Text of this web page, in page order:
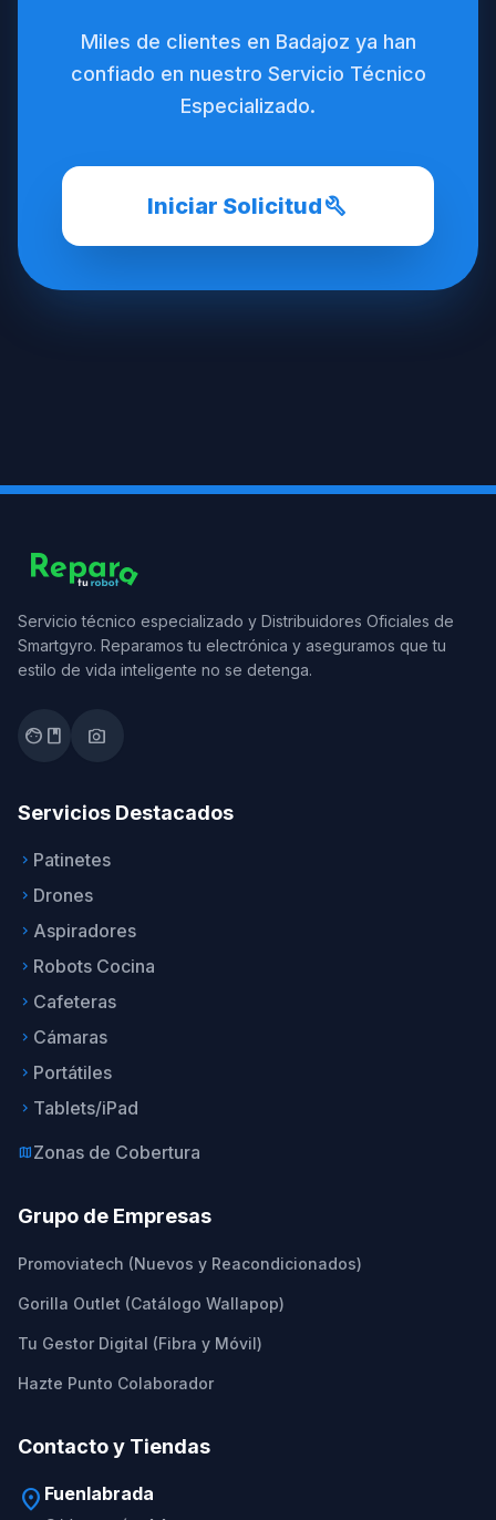
Miles de clientes en Badajoz ya han
confiado en nuestro Servicio Técnico
Especializado.
Iniciar Solicitudbuild
Servicio técnico especializado y Distribuidores Oficiales de
Smartgyro. Reparamos tu electrónica y aseguramos que tu
estilo de vida inteligente no se detenga.
facebook photo_camera
Servicios Destacados
keyboard_arrow_right Patinetes
keyboard_arrow_right Drones
keyboard_arrow_right Aspiradores
keyboard_arrow_right Robots Cocina
keyboard_arrow_right Cafeteras
keyboard_arrow_right Cámaras
keyboard_arrow_right Portátiles
keyboard_arrow_right Tablets/iPad
mapZonas de Cobertura
Grupo de Empresas
Promoviatech (Nuevos y Reacondicionados)
Gorilla Outlet (Catálogo Wallapop)
Tu Gestor Digital (Fibra y Móvil)
Hazte Punto Colaborador
Contacto y Tiendas
location_on Fuenlabrada